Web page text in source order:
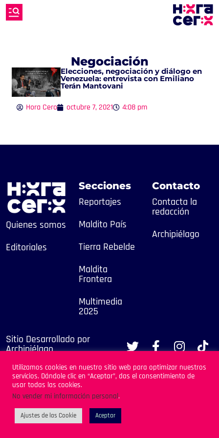
Negociación
Elecciones, negociación y diálogo en
Venezuela: entrevista con Emiliano
Terán Mantovani
Hora Cero octubre 7, 2021 4:08 pm
Quienes somos
Editoriales
Secciones
Reportajes
Maldito País
Tierra Rebelde
Maldita
Frontera
Multimedia
2025
Contacto
Contacta la
redacción
Archipiélago
Sitio Desarrollado por
Archipiélago
Utilizamos cookies en nuestro sitio web para optimizar nuestros
servicios. Dándole clic en “Aceptar”, das el consentimiento de
usar todas las cookies.
No vender mi información personal.
Ajustes de las Cookie Aceptar